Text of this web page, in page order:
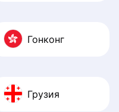
Гонконг
Грузия